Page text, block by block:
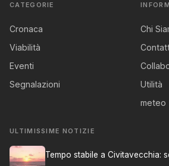
CATEGORIE
Cronaca
Viabilità
Eventi
Segnalazioni
Chi
Utilità
meteo
ULTIMISSIME NOTIZIE
Tempo stabile a Civitavecchia: